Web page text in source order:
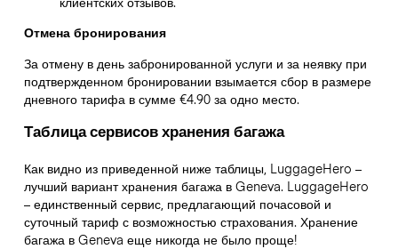
Отмена бронирования
За отмену в день забронированной услуги и за неявку при
подтвержденном бронировании взымается сбор в размере
дневного тарифа в сумме €4.90 за одно место.
Таблица сервисов хранения багажа
Как видно из приведенной ниже таблицы, LuggageHero –
лучший вариант хранения багажа в Geneva. LuggageHero
– единственный сервис, предлагающий почасовой и
суточный тариф с возможностью страхования. Хранение
багажа в Geneva еще никогда не было проще!